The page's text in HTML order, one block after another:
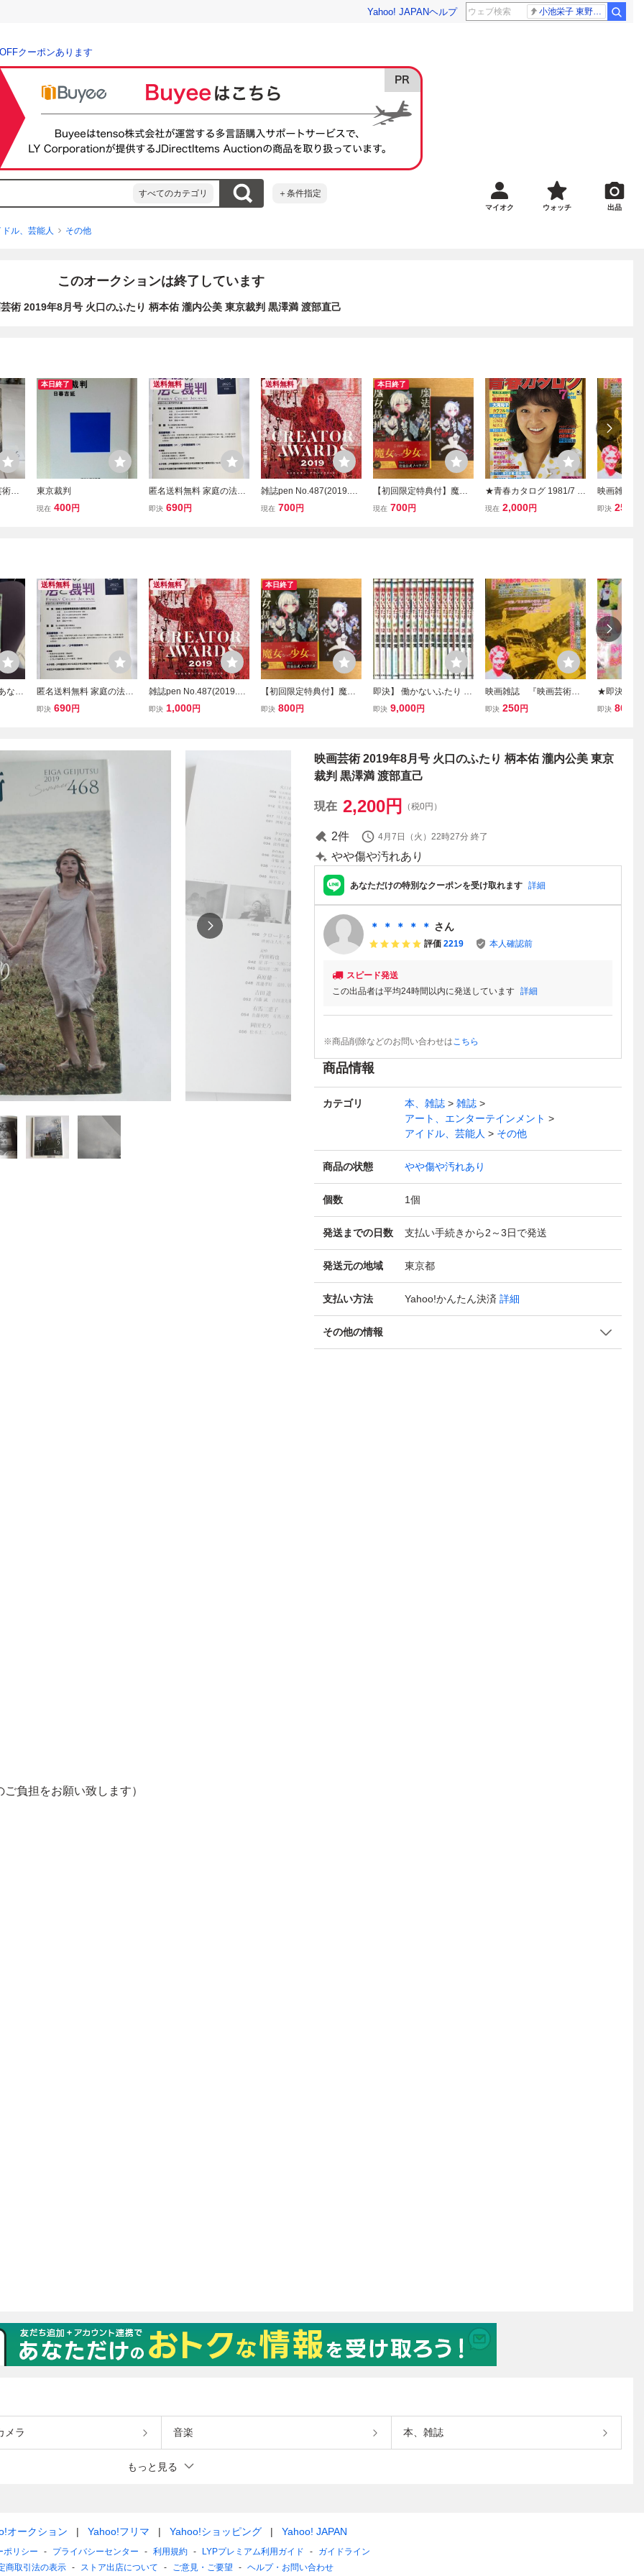
Yahoo! JAPANヘルプ 小池栄子 東野幸治
クーポンあります
すべてのカテゴリ ＋条件指定
マイオク ウォッチ 出品
ドル、芸能人 その他
このオークションは終了しています
術 2019年8月号 火口のふたり 柄本佑 瀧内公美 東京裁判 黒澤満 渡部直己
』
本日終了
東京裁判
現在 400円
送料無料
匿名送料無料 家庭の法と
裁判 54号 2025年2月号
即決 690円
送料無料
雑誌pen No.487(2019.12/
15)★特集:今年最も輝い
現在 700円
本日終了
【初回限定特典付】魔法
少女ノ魔女裁判 Acacia
現在 700円
★青春カタログ 1981/7 倉
田まり子 島田歌穂 横須賀
現在 2,000円
映画雑誌
45号』
即決 250
なた
送料無料
匿名送料無料 家庭の法と
裁判 54号 2025年2月号
即決 690円
送料無料
雑誌pen No.487(2019.12/
15)★特集:今年最も輝い
即決 1,000円
本日終了
【初回限定特典付】魔法
少女ノ魔女裁判 Acacia
即決 800円
即決】 働かないふたり 1-
36巻/初版 吉田覚 BUNCH
即決 9,000円
映画雑誌 『映画芸術 3
45号』 1983年6月 並
即決 250円
★即決
o,261 DVD
即決 800
映画芸術 2019年8月号 火口のふたり 柄本佑 瀧内公美 東京
裁判 黒澤満 渡部直己
現在 2,200円 （税0円）
2件 4月7日（火）22時27分 終了
やや傷や汚れあり
あなただけの特別なクーポンを受け取れます 詳細
＊ ＊ ＊ ＊ ＊ さん
評価 2219 本人確認前
スピード発送
この出品者は平均24時間以内に発送しています 詳細
※商品削除などのお問い合わせはこちら
商品情報
カテゴリ 本、雑誌
雑誌
アート、エンターテインメント
アイドル、芸能人
その他
商品の状態 やや傷や汚れあり
個数 1個
発送までの日数 支払い手続きから2～3日で発送
発送元の地域 東京都
支払い方法 Yahoo!かんたん決済 詳細
その他の情報
メラ 音楽 本、雑誌
もっと見る
オークション Yahoo!フリマ Yahoo!ショッピング Yahoo! JAPAN
ポリシー プライバシーセンター 利用規約 LYPプレミアム利用ガイド
ガイドライン
商取引法の表示
ストア出店について ご意見・ご要望 ヘルプ・お問い合わせ